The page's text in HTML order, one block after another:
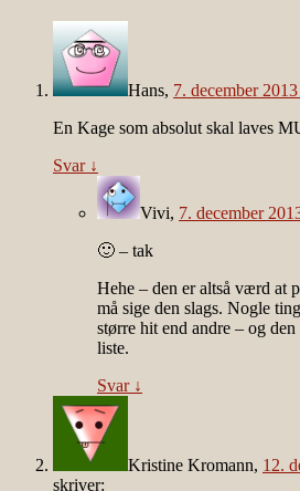
Hans, 7. december
En Kage som absolut skal laves
Svar ↓
Vivi, 7. december
🙂 – tak
Hehe – den er altså værd at
må sige den slags. Nogle
større hit end andre – og
liste.
Svar ↓
Kristine Kromann, 12.
skriver: